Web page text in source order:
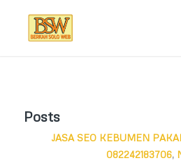
Posts
JASA SEO KEBUMEN
082242183706,